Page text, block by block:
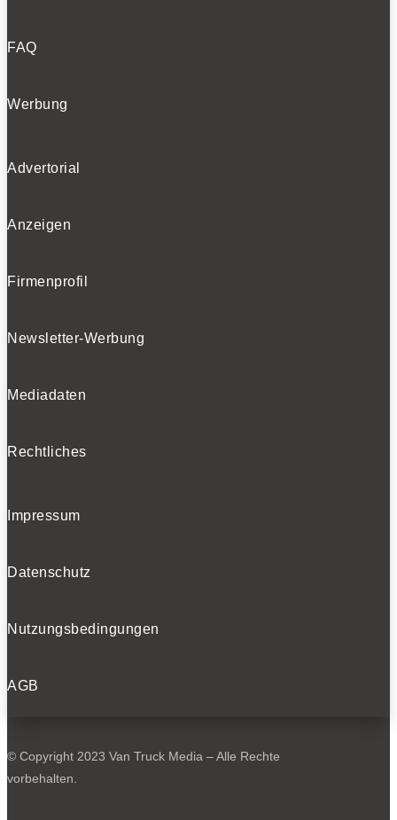
FAQ
Werbung
Advertorial
Anzeigen
Firmenprofil
Newsletter-Werbung
Mediadaten
Rechtliches
Impressum
Datenschutz
Nutzungsbedingungen
AGB
© Copyright 2023 Van Truck Media – Alle Rechte
vorbehalten.